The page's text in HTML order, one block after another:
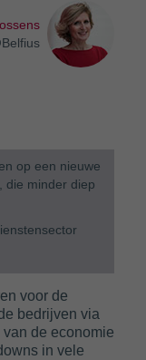
op een nieuwe
die minder diep
voor de
bedrijven via
de economie
in vele